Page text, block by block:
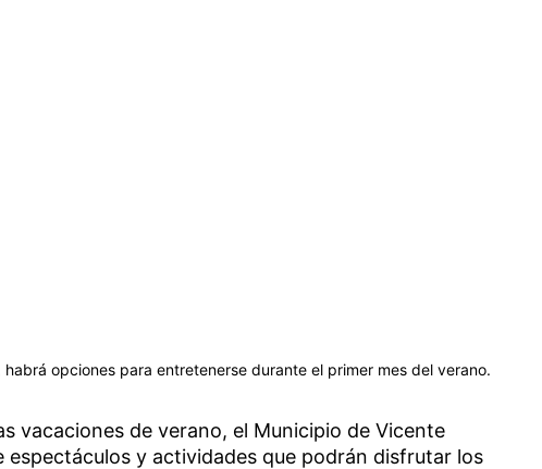
opciones para entretenerse durante el primer mes del verano.
vacaciones de verano, el Municipio de Vicente
y actividades que podrán disfrutar los